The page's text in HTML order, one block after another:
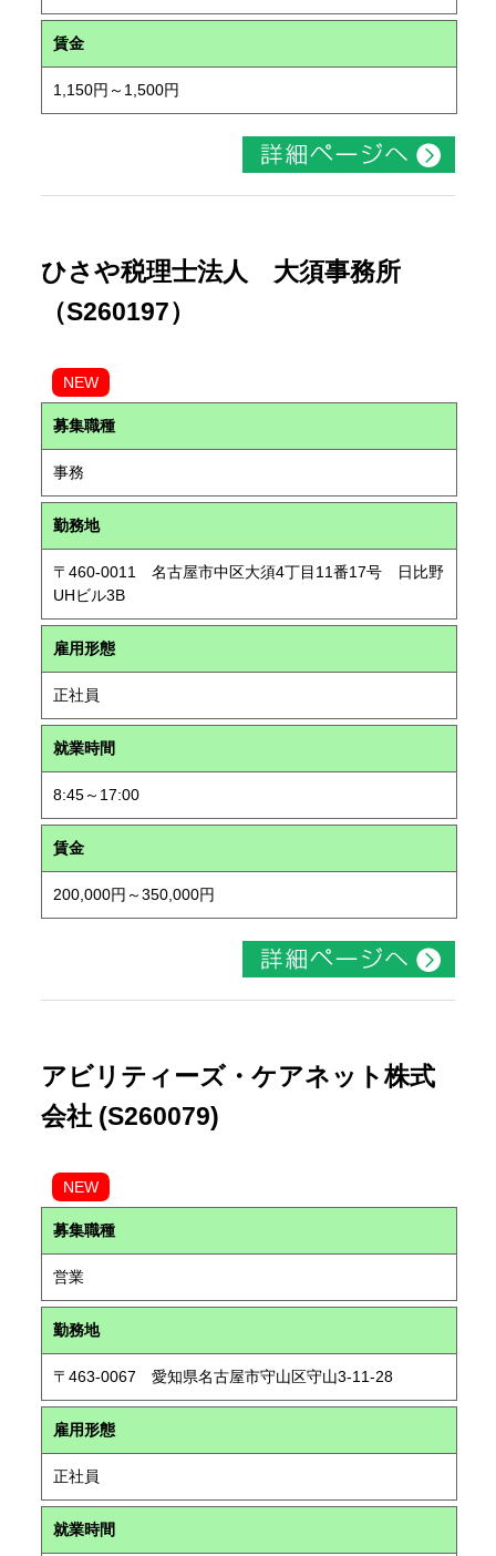
賃金
1,150円～1,500円
ひさや税理士法人 大須事務所
（S260197）
NEW
募集職種
事務
勤務地
〒460-0011 名古屋市中区大須4丁目11番17号 日比野
UHビル3B
雇用形態
正社員
就業時間
8:45～17:00
賃金
200,000円～350,000円
アビリティーズ・ケアネット株式
会社 (S260079)
NEW
募集職種
営業
勤務地
〒463-0067 愛知県名古屋市守山区守山3-11-28
雇用形態
正社員
就業時間